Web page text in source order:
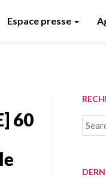
Espace presse
60
for: